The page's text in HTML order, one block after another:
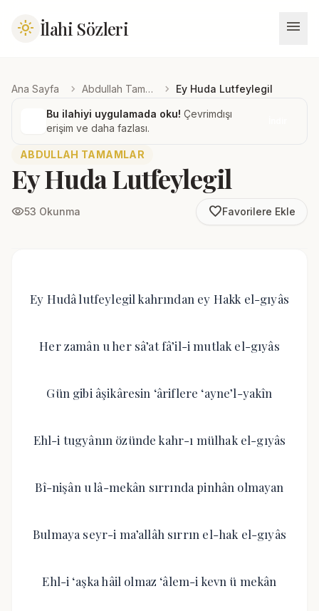
light_mode İlahi Sözleri menu
Ana Sayfa chevron_right Abdullah Tamamlar chevron_right Ey Huda Lutfeylegil
Bu ilahiyi uygulamada oku! Çevrimdışı
erişim ve daha fazlası.
ABDULLAH TAMAMLAR
Ey Huda Lutfeylegil
visibility53 Okunma favorite_borderFavorilere Ekle
Ey Hudâ lutfeylegil kahrından ey Hakk el-gıyâs
Her zamân u her sâ’at fâ’il-i mutlak el-gıyâs
Gün gibi âşikâresin ‘âriflere ‘ayne’l-yakîn
Ehl-i tugyânın özünde kahr-ı mülhak el-gıyâs
Bî-nişân u lâ-mekân sırrında pinhân olmayan
Bulmaya seyr-i ma’allâh sırrın el-hak el-gıyâs
Ehl-i ‘aşka hâil olmaz ‘âlem-i kevn ü mekân